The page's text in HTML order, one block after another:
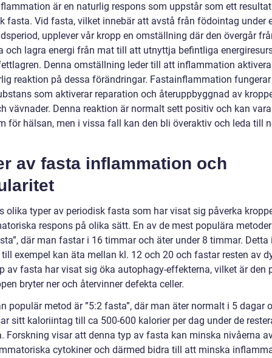
är en naturlig respons som uppstår som ett
fasta. Vid fasta, vilket innebär att avstå från födointag under
upplever vår kropp en omställning där den övergår
och lagra energi från mat till att utnyttja befintliga
Denna omställning leder till att inflammation
reaktion på dessa förändringar. Fastainflammation
som aktiverar reparation och återuppbyggnad av
vävnader. Denna reaktion är normalt sett positiv och kan vara
för hälsan, men i vissa fall kan den bli överaktiv och leda till
av fasta inflammation och
olika typer av periodisk fasta som har visat sig påverka
respons på olika sätt. En av de mest populära
där man fastar i 16 timmar och äter under 8 timmar. Detta
exempel kan äta mellan kl. 12 och 20 och fastar resten av
av fasta har visat sig öka autophagy-effekterna, vilket är den
bryter ner och återvinner defekta celler.
populär metod är ”5:2 fasta”, där man äter normalt i 5 dagar
sitt kaloriintag till ca 500-600 kalorier per dag under de
Forskning visar att denna typ av fasta kan minska nivåerna
cytokiner och därmed bidra till att minska